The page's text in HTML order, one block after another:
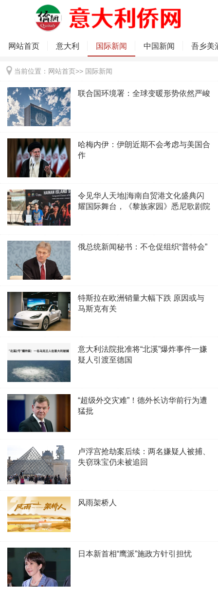
网站首页 意大利 国际新闻 中国新闻 吾乡美
当前位置： 网站首页>> 国际新闻
联合国环境署：全球变暖形势依然严峻
哈梅内伊：伊朗近期不会考虑与美国合
作
令见华人天地|海南自贸港文化盛典闪
耀国际舞台，《黎族家园》悉尼歌剧院
俄总统新闻秘书：不仓促组织“普特会”
特斯拉在欧洲销量大幅下跌 原因或与
马斯克有关
意大利法院批准将“北溪”爆炸事件一嫌
疑人引渡至德国
“超级外交灾难”！德外长访华前行为遭
猛批
卢浮宫抢劫案后续：两名嫌疑人被捕、
失窃珠宝仍未被追回
风雨架桥人
日本新首相“鹰派”施政方针引担忧